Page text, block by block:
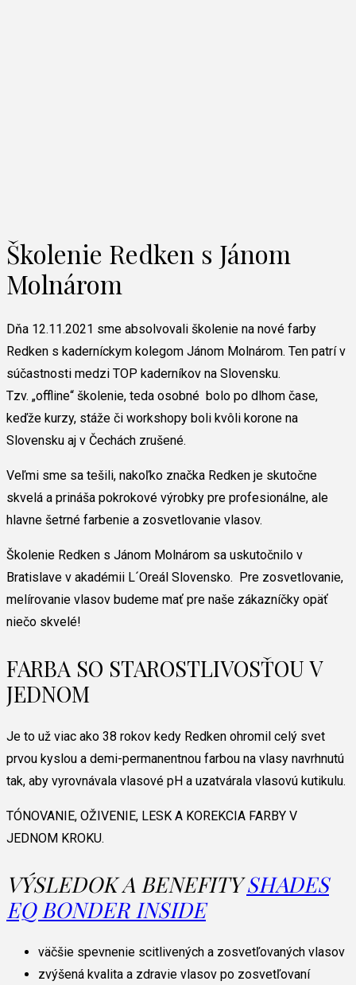
Školenie Redken s Jánom
Molnárom
Dňa 12.11.2021 sme absolvovali školenie na nové farby
Redken s kaderníckym kolegom Jánom Molnárom. Ten patrí v
súčastnosti medzi TOP kaderníkov na Slovensku.
Tzv. „offline“ školenie, teda osobné bolo po dlhom čase,
keďže kurzy, stáže či workshopy boli kvôli korone na
Slovensku aj v Čechách zrušené.
Veľmi sme sa tešili, nakoľko značka Redken je skutočne
skvelá a prináša pokrokové výrobky pre profesionálne, ale
hlavne šetrné farbenie a zosvetlovanie vlasov.
Školenie Redken s Jánom Molnárom sa uskutočnilo v
Bratislave v akadémii L´Oreál Slovensko. Pre zosvetlovanie,
melírovanie vlasov budeme mať pre naše zákazníčky opäť
niečo skvelé!
FARBA SO STAROSTLIVOSŤOU V
JEDNOM
Je to už viac ako 38 rokov kedy Redken ohromil celý svet
prvou kyslou a demi-permanentnou farbou na vlasy navrhnutú
tak, aby vyrovnávala vlasové pH a uzatvárala vlasovú kutikulu.
TÓNOVANIE, OŽIVENIE, LESK A KOREKCIA FARBY V
JEDNOM KROKU.
VÝSLEDOK A BENEFITYSHADES
EQ BONDER INSIDE
väčšie spevnenie scitlivených a zosvetľovaných vlasov
zvýšená kvalita a zdravie vlasov po zosvetľovaní